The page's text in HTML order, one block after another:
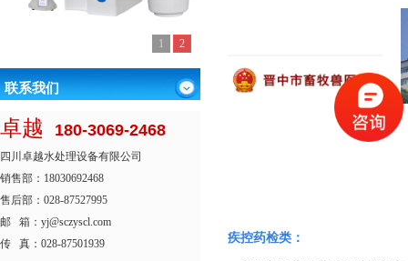
1 2
联系我们
卓越 180-3069-2468
四川卓越水处理设备有限公司
销售部：18030692468
售后部：028-87527995
邮 箱：yj@sczyscl.com
传 真：028-87501939
疾控药检类：